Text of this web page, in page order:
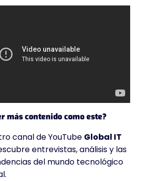
más contenido como este?
canal de YouTube Global IT
entrevistas, análisis y las
del mundo tecnológico